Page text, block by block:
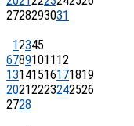
2728293031
12345
6789101112
13141516171819
20212223242526
2728